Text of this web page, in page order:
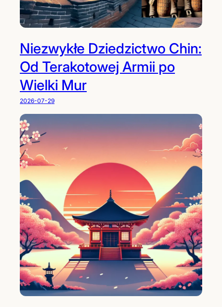
Niezwykłe Dziedzictwo Chin:
Od Terakotowej Armii po
Wielki Mur
2026-07-29